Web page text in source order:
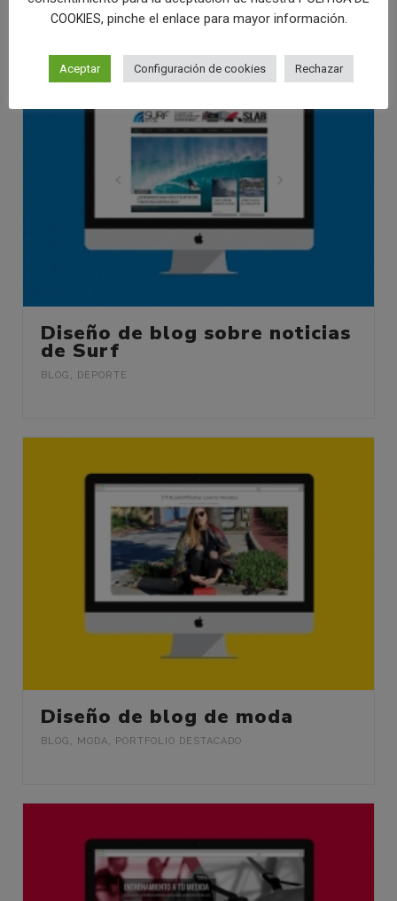
Diseño de blog sobre noticias
de Surf
BLOG , DEPORTE
Diseño de blog de moda
BLOG , MODA, PORTFOLIO DESTACADO
COOKIES, pinche el enlace para mayor información.
Aceptar Configuración de cookies Rechazar